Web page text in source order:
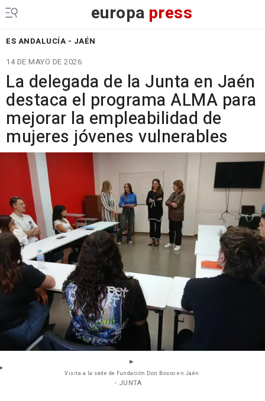
europa press
ES ANDALUCÍA - JAÉN
14 DE MAYO DE 2026
La delegada de la Junta en Jaén
destaca el programa ALMA para
mejorar la empleabilidad de
mujeres jóvenes vulnerables
Visita a la sede de Fundación Don Bosco en Jaén.
- JUNTA